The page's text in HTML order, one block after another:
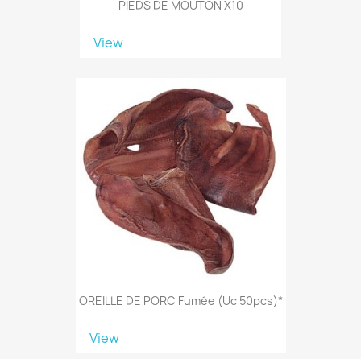
PIEDS DE MOUTON X10
View
OREILLE DE PORC Fumée (uc 50pcs)*
View